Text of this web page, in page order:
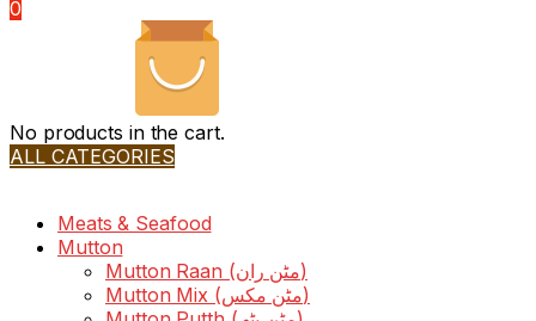
0
No products in the cart.
ALL CATEGORIES
Meats & Seafood
Mutton
Mutton Raan (مٹن ران)
Mutton Mix (مٹن مکس)